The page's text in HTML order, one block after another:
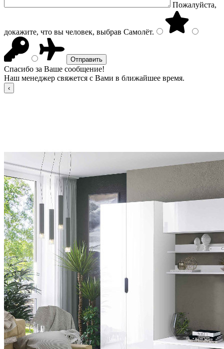
Пожалуйста,
докажите, что вы человек, выбрав Самолёт.
Спасибо за Ваше сообщение!
Наш менеджер свяжется с Вами в ближайшее время.